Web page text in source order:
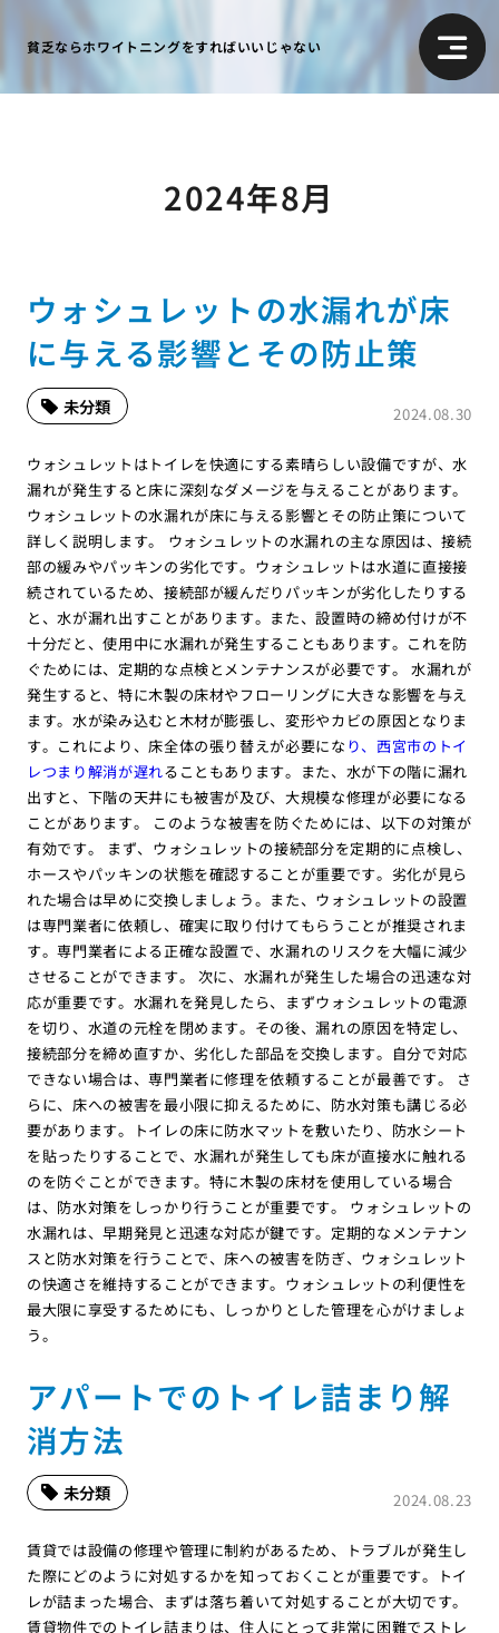
貧乏ならホワイトニングをすればいいじゃない
2024年8月
ウォシュレットの水漏れが床
に与える影響とその防止策
2024.08.30
未分類
ウォシュレットはトイレを快適にする素晴らしい設備ですが、水
漏れが発生すると床に深刻なダメージを与えることがあります。
ウォシュレットの水漏れが床に与える影響とその防止策について
詳しく説明します。 ウォシュレットの水漏れの主な原因は、接続
部の緩みやパッキンの劣化です。ウォシュレットは水道に直接接
続されているため、接続部が緩んだりパッキンが劣化したりする
と、水が漏れ出すことがあります。また、設置時の締め付けが不
十分だと、使用中に水漏れが発生することもあります。これを防
ぐためには、定期的な点検とメンテナンスが必要です。 水漏れが
発生すると、特に木製の床材やフローリングに大きな影響を与え
ます。水が染み込むと木材が膨張し、変形やカビの原因となりま
す。これにより、床全体の張り替えが必要にな り、西宮市のトイ
レつまり解消が遅れることもあります。また、水が下の階に漏れ
出すと、下階の天井にも被害が及び、大規模な修理が必要になる
ことがあります。 このような被害を防ぐためには、以下の対策が
有効です。 まず、ウォシュレットの接続部分を定期的に点検し、
ホースやパッキンの状態を確認することが重要です。劣化が見ら
れた場合は早めに交換しましょう。また、ウォシュレットの設置
は専門業者に依頼し、確実に取り付けてもらうことが推奨されま
す。専門業者による正確な設置で、水漏れのリスクを大幅に減少
させることができます。 次に、水漏れが発生した場合の迅速な対
応が重要です。水漏れを発見したら、まずウォシュレットの電源
を切り、水道の元栓を閉めます。その後、漏れの原因を特定し、
接続部分を締め直すか、劣化した部品を交換します。自分で対応
できない場合は、専門業者に修理を依頼することが最善です。 さ
らに、床への被害を最小限に抑えるために、防水対策も講じる必
要があります。トイレの床に防水マットを敷いたり、防水シート
を貼ったりすることで、水漏れが発生しても床が直接水に触れる
のを防ぐことができます。特に木製の床材を使用している場合
は、防水対策をしっかり行うことが重要です。 ウォシュレットの
水漏れは、早期発見と迅速な対応が鍵です。定期的なメンテナン
スと防水対策を行うことで、床への被害を防ぎ、ウォシュレット
の快適さを維持することができます。ウォシュレットの利便性を
最大限に享受するためにも、しっかりとした管理を心がけましょ
う。
アパートでのトイレ詰まり解
消方法
2024.08.23
未分類
賃貸では設備の修理や管理に制約があるため、トラブルが発生し
た際にどのように対処するかを知っておくことが重要です。トイ
レが詰まった場合、まずは落ち着いて対処することが大切です。
賃貸物件でのトイレ詰まりは、住人にとって非常に困難でストレ